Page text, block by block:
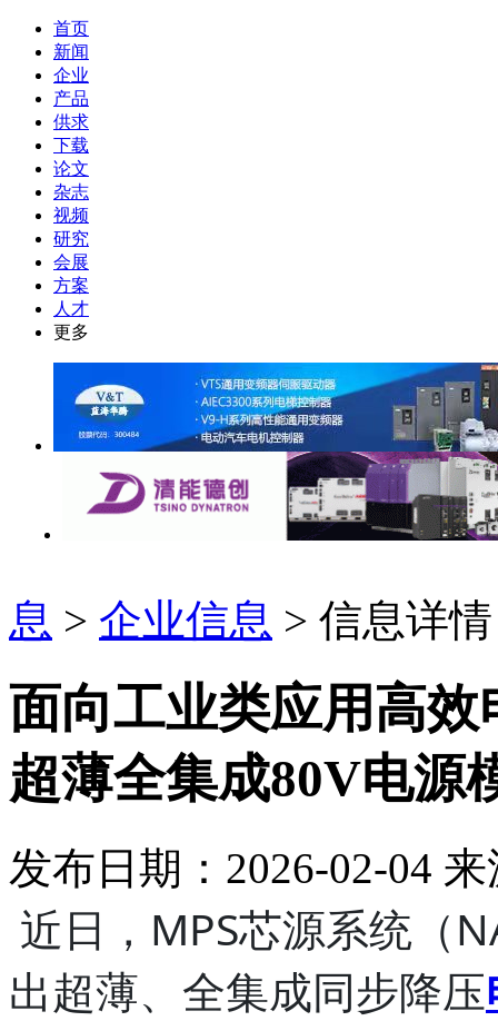
首页
新闻
企业
产品
供求
下载
论文
杂志
视频
研究
会展
方案
人才
更多
息 > 企业信息 > 信息详情
面向工业类应用高
超薄全集成80V电源
发布日期：2026-02-04 来
近日，MPS芯源系统（
出超薄、全集成同步降压